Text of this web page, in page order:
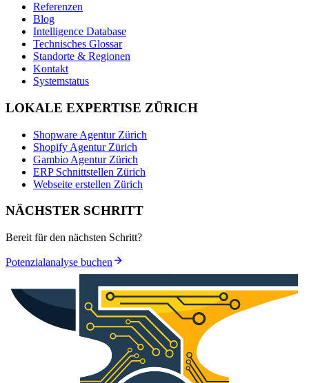
Referenzen
Blog
Intelligence Database
Technisches Glossar
Standorte & Regionen
Kontakt
Systemstatus
LOKALE EXPERTISE ZÜRICH
Shopware Agentur Zürich
Shopify Agentur Zürich
Gambio Agentur Zürich
ERP Schnittstellen Zürich
Webseite erstellen Zürich
NÄCHSTER SCHRITT
Bereit für den nächsten Schritt?
Potenzialanalyse buchen